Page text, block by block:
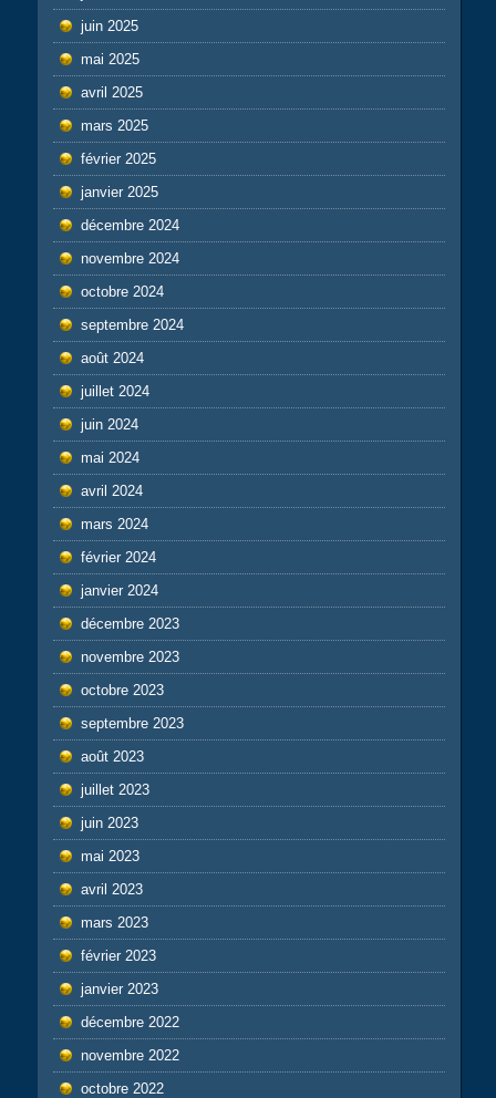
juin 2025
mai 2025
avril 2025
mars 2025
février 2025
janvier 2025
décembre 2024
novembre 2024
octobre 2024
septembre 2024
août 2024
juillet 2024
juin 2024
mai 2024
avril 2024
mars 2024
février 2024
janvier 2024
décembre 2023
novembre 2023
octobre 2023
septembre 2023
août 2023
juillet 2023
juin 2023
mai 2023
avril 2023
mars 2023
février 2023
janvier 2023
décembre 2022
novembre 2022
octobre 2022